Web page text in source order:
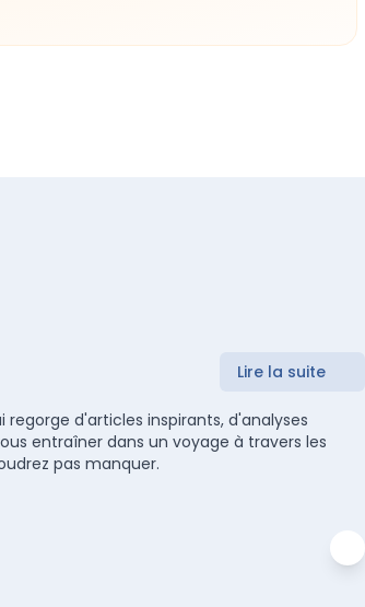
Lire la suite
d'articles inspirants, d'analyses
entraîner dans un voyage à travers les
pas manquer.